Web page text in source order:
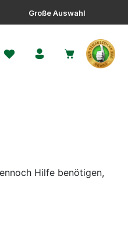
Große Auswahl
Du hast 0 Produkte auf dem
Hilfe benötigen,